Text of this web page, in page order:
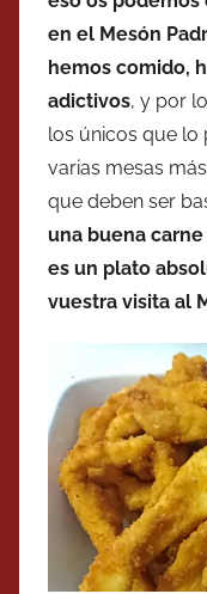
en el Mesón
hemos comido,
adictivos, y por
los únicos que lo
varias mesas
que deben ser
una buena
es un plato
vuestra visita al